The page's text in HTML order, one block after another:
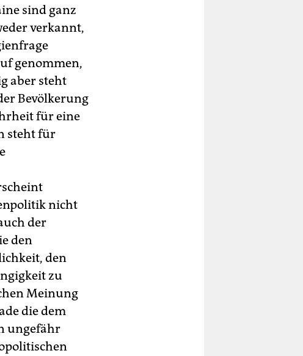
sind ganz
verkannt,
genommen,
aber steht
Bevölkerung
für eine
steht für
nicht
der
den
den
zu
Meinung
die dem
ungefähr